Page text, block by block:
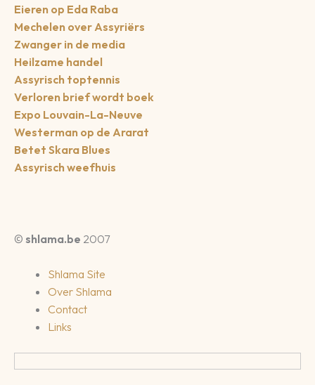
Eieren op Eda Raba
Mechelen over Assyriërs
Zwanger in de media
Heilzame handel
Assyrisch toptennis
Verloren brief wordt boek
Expo Louvain-La-Neuve
Westerman op de Ararat
Betet Skara Blues
Assyrisch weefhuis
© shlama.be 2007
Shlama Site
Over Shlama
Contact
Links